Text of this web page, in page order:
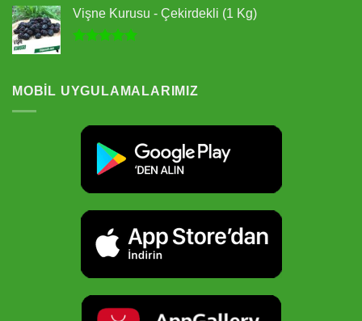
aldı
Vişne Kurusu - Çekirdekli (1 Kg)
MOBIL UYGULAMALARIMIZ